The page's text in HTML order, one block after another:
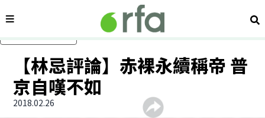
內容分類 搜
【林忌評論】赤裸永續稱帝 普
京自嘆不如
2018.02.26